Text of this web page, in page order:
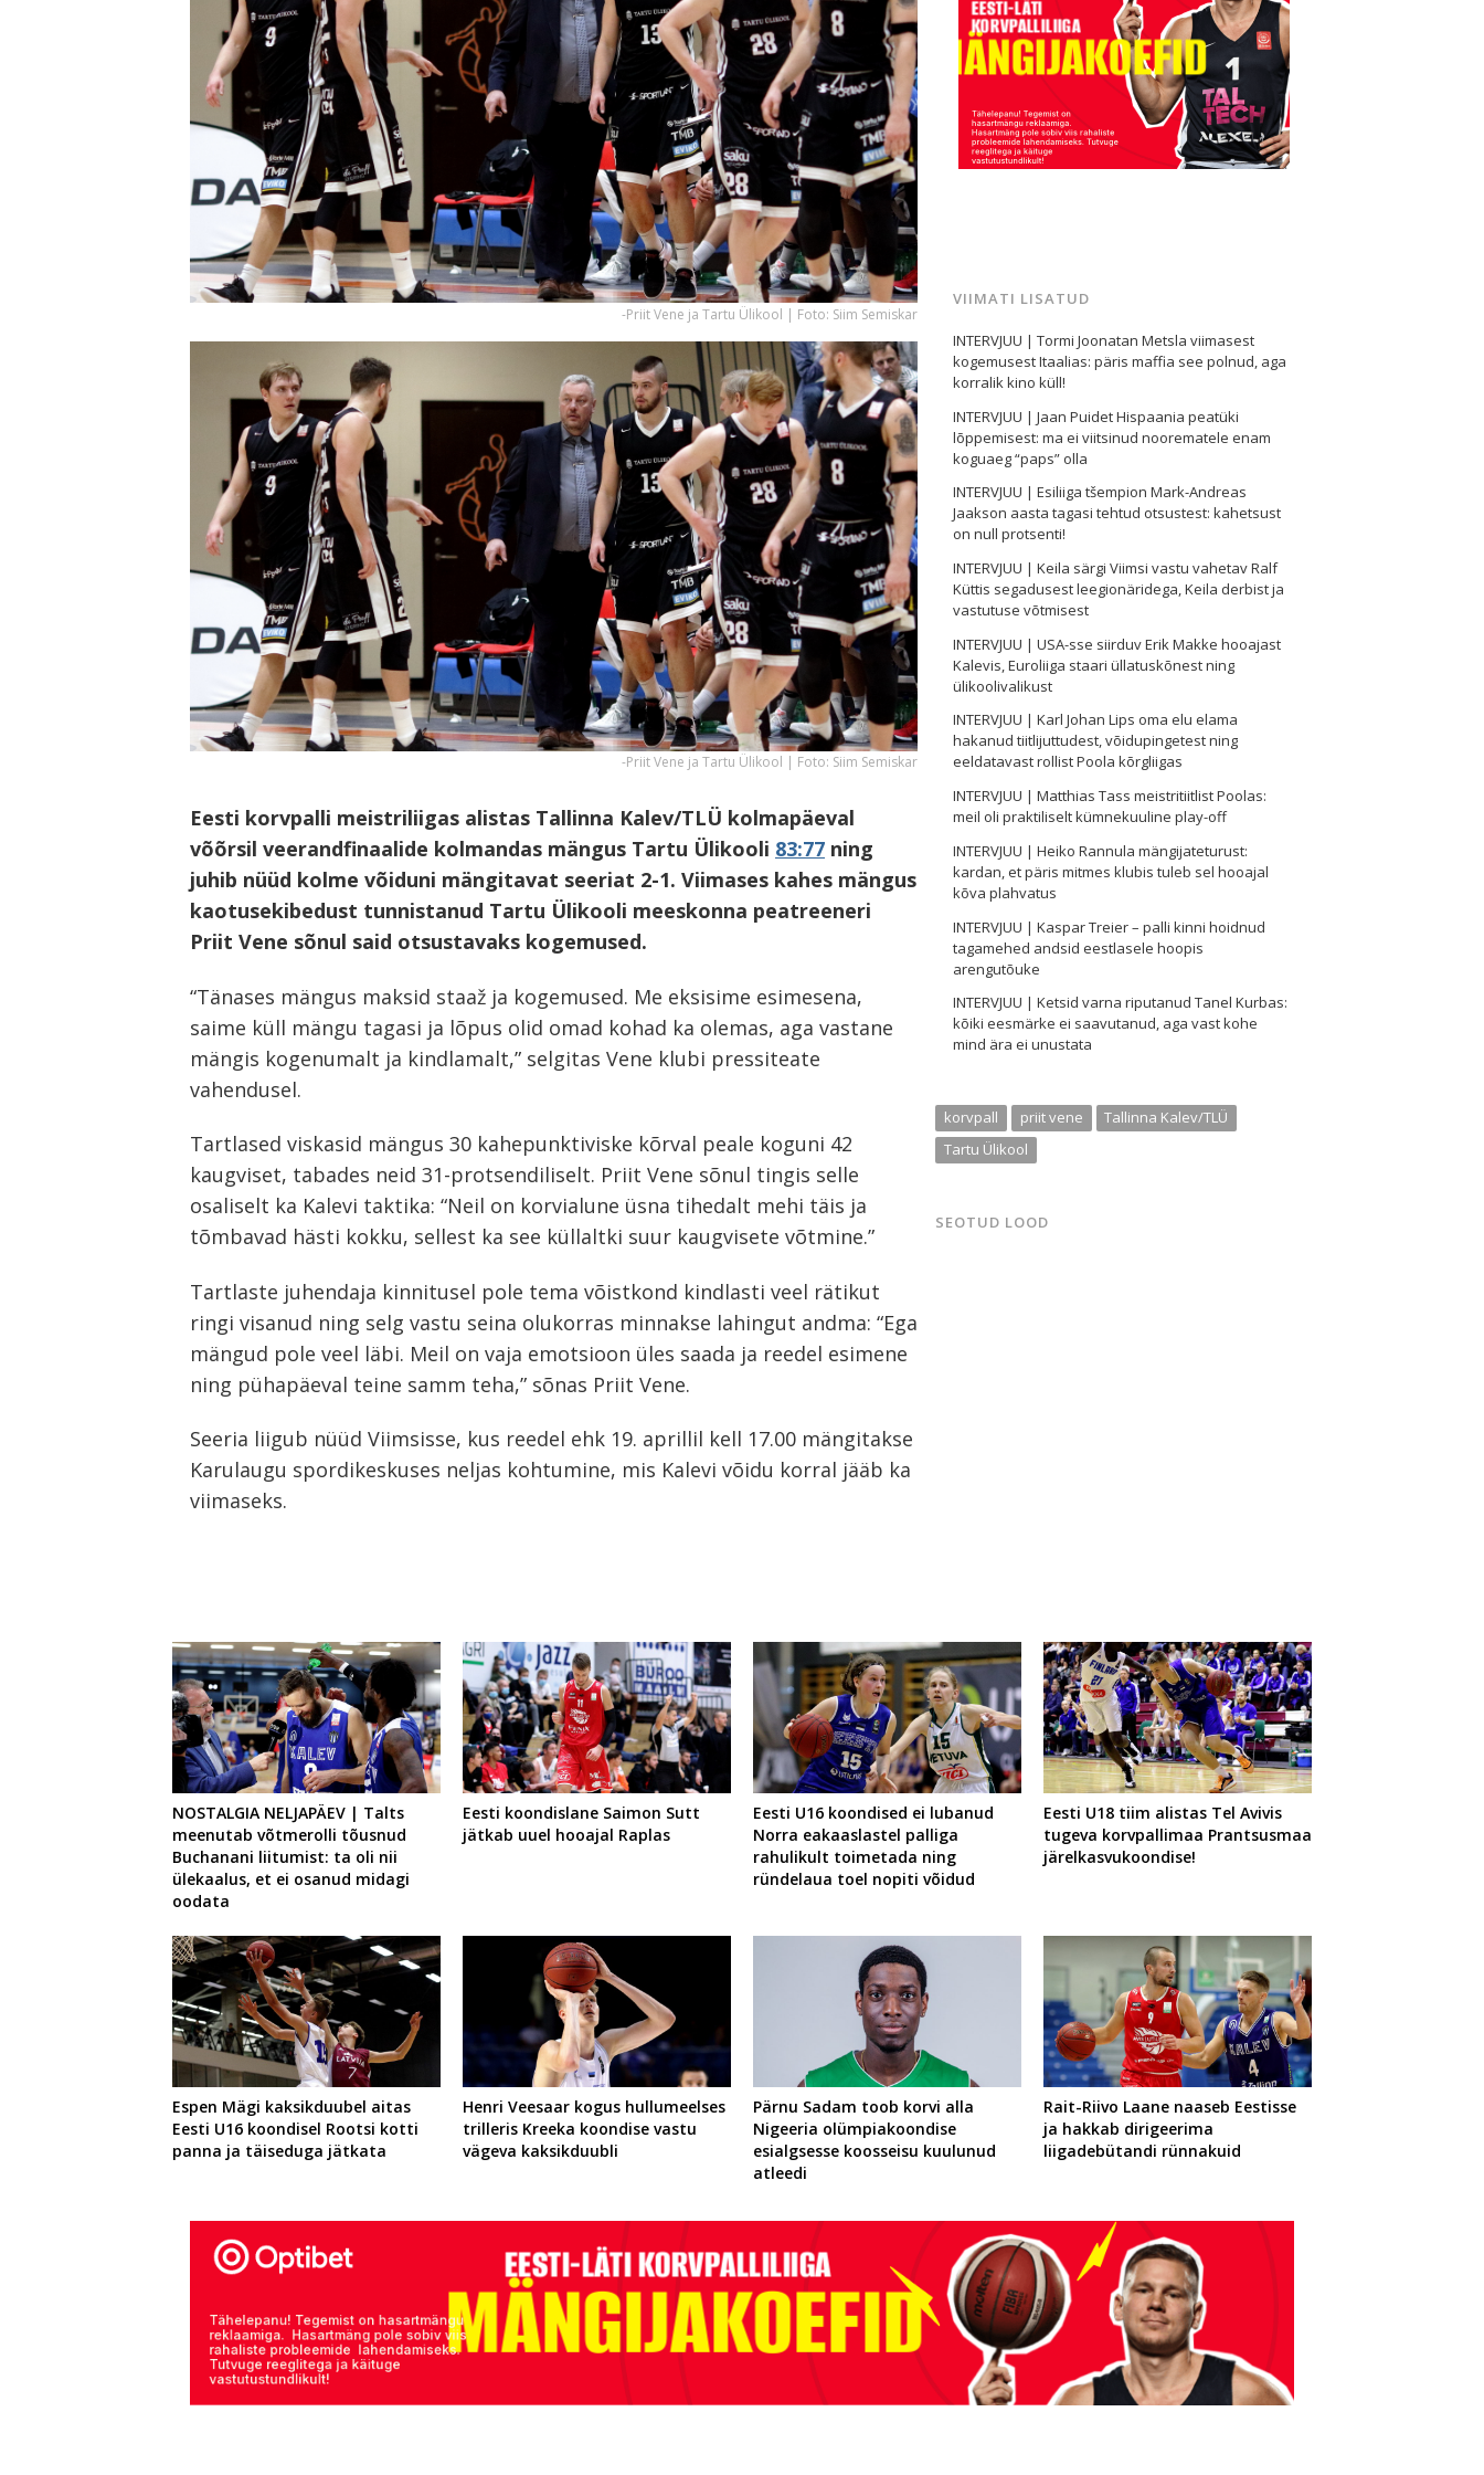
-Priit Vene ja Tartu Ülikool | Foto: Siim Semiskar
-Priit Vene ja Tartu Ülikool | Foto: Siim Semiskar
Eesti korvpalli meistriliigas alistas Tallinna Kalev/TLÜ kolmapäeval
võõrsil veerandfinaalide kolmandas mängus Tartu Ülikooli 83:77 ning
juhib nüüd kolme võiduni mängitavat seeriat 2-1. Viimases kahes mängus
kaotusekibedust tunnistanud Tartu Ülikooli meeskonna peatreeneri
Priit Vene sõnul said otsustavaks kogemused.
“Tänases mängus maksid staaž ja kogemused. Me eksisime esimesena,
saime küll mängu tagasi ja lõpus olid omad kohad ka olemas, aga vastane
mängis kogenumalt ja kindlamalt,” selgitas Vene klubi pressiteate
vahendusel.
Tartlased viskasid mängus 30 kahepunktiviske kõrval peale koguni 42
kaugviset, tabades neid 31-protsendiliselt. Priit Vene sõnul tingis selle
osaliselt ka Kalevi taktika: “Neil on korvialune üsna tihedalt mehi täis ja
tõmbavad hästi kokku, sellest ka see küllaltki suur kaugvisete võtmine.”
Tartlaste juhendaja kinnitusel pole tema võistkond kindlasti veel rätikut
ringi visanud ning selg vastu seina olukorras minnakse lahingut andma: “Ega
mängud pole veel läbi. Meil on vaja emotsioon üles saada ja reedel esimene
ning pühapäeval teine samm teha,” sõnas Priit Vene.
Seeria liigub nüüd Viimsisse, kus reedel ehk 19. aprillil kell 17.00 mängitakse
Karulaugu spordikeskuses neljas kohtumine, mis Kalevi võidu korral jääb ka
viimaseks.
VIIMATI LISATUD
INTERVJUU | Tormi Joonatan Metsla viimasest
kogemusest Itaalias: päris maffia see polnud, aga
korralik kino küll!
INTERVJUU | Jaan Puidet Hispaania peatüki
lõppemisest: ma ei viitsinud noorematele enam
koguaeg “paps” olla
INTERVJUU | Esiliiga tšempion Mark-Andreas
Jaakson aasta tagasi tehtud otsustest: kahetsust
on null protsenti!
INTERVJUU | Keila särgi Viimsi vastu vahetav Ralf
Küttis segadusest leegionäridega, Keila derbist ja
vastutuse võtmisest
INTERVJUU | USA-sse siirduv Erik Makke hooajast
Kalevis, Euroliiga staari üllatuskõnest ning
ülikoolivalikust
INTERVJUU | Karl Johan Lips oma elu elama
hakanud tiitlijuttudest, võidupingetest ning
eeldatavast rollist Poola kõrgliigas
INTERVJUU | Matthias Tass meistritiitlist Poolas:
meil oli praktiliselt kümnekuuline play-off
INTERVJUU | Heiko Rannula mängijateturust:
kardan, et päris mitmes klubis tuleb sel hooajal
kõva plahvatus
INTERVJUU | Kaspar Treier – palli kinni hoidnud
tagamehed andsid eestlasele hoopis
arengutõuke
INTERVJUU | Ketsid varna riputanud Tanel Kurbas:
kõiki eesmärke ei saavutanud, aga vast kohe
mind ära ei unustata
korvpall priit vene
Tallinna Kalev/TLÜ
Tartu Ülikool
SEOTUD LOOD
NOSTALGIA NELJAPÄEV | Talts
meenutab võtmerolli tõusnud
Buchanani liitumist: ta oli nii
ülekaalus, et ei osanud midagi
oodata
Eesti koondislane Saimon Sutt
jätkab uuel hooajal Raplas
Eesti U16 koondised ei lubanud
Norra eakaaslastel palliga
rahulikult toimetada ning
ründelaua toel nopiti võidud
Eesti U18 tiim alistas Tel Avivis
tugeva korvpallimaa Prantsusmaa
järelkasvukoondise!
Espen Mägi kaksikduubel aitas
Eesti U16 koondisel Rootsi kotti
panna ja täiseduga jätkata
Henri Veesaar kogus hullumeelses
trilleris Kreeka koondise vastu
vägeva kaksikduubli
Pärnu Sadam toob korvi alla
Nigeeria olümpiakoondise
esialgsesse koosseisu kuulunud
atleedi
Rait-Riivo Laane naaseb Eestisse
ja hakkab dirigeerima
liigadebütandi rünnakuid